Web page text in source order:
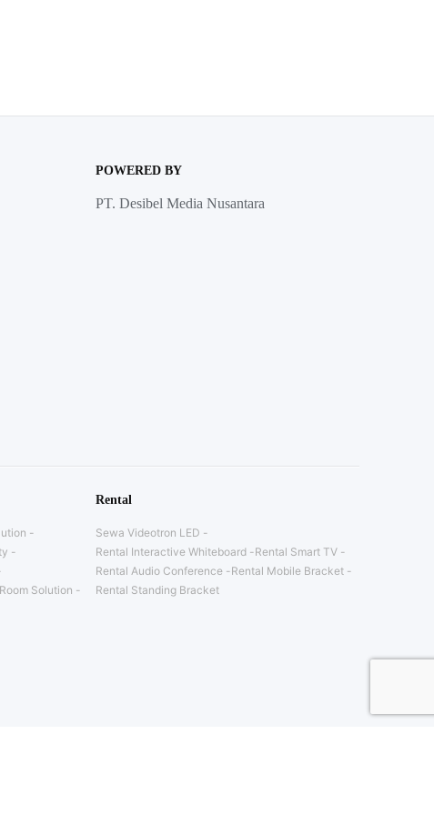
POWERED BY
PT. Desibel Media Nusantara
Solution
Rental
Sewa Videotron LED
Rental Interactive Whiteboard
Rental Smart TV
Rental Audio Conference
Rental Mobile Bracket
Rental Standing Bracket